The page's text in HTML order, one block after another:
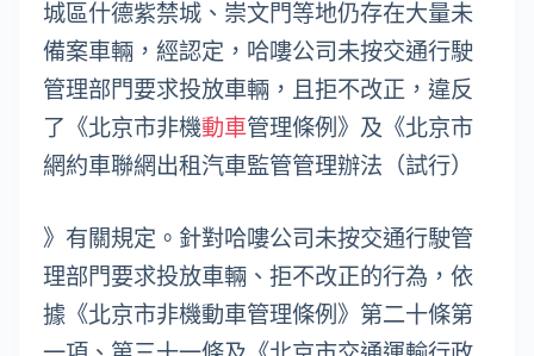
城區什德紫禁城、崇文門等地仍存在大量未
備案車輛，經認定，哈嘍公司未按交通行駛
管理部門要求投放車輛，且拒不改正，違反
了《北京市非機動車管理條例》及《北京市
網約車聯網出租汽車監管管理辦法（試行）
》有關規定。針對哈嘍公司未按交通行駛管
理部門要求投放車輛、拒不改正的行為，依
據《北京市非機動車管理條例》第二十條第